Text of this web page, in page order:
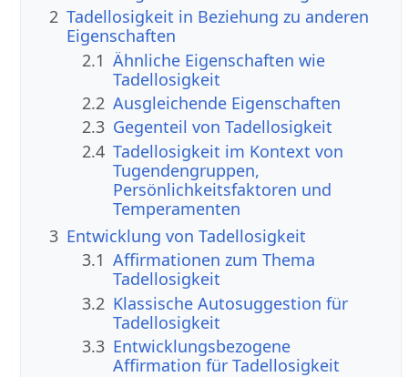
2 Tadellosigkeit in Beziehung zu anderen
Eigenschaften
2.1 Ähnliche Eigenschaften wie
Tadellosigkeit
2.2 Ausgleichende Eigenschaften
2.3 Gegenteil von Tadellosigkeit
2.4 Tadellosigkeit im Kontext von
Tugendengruppen,
Persönlichkeitsfaktoren und
Temperamenten
3 Entwicklung von Tadellosigkeit
3.1 Affirmationen zum Thema
Tadellosigkeit
3.2 Klassische Autosuggestion für
Tadellosigkeit
3.3 Entwicklungsbezogene
Affirmation für Tadellosigkeit